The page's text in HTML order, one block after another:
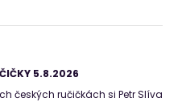
5.8.2026
českých ručičkách si Petr Slíva